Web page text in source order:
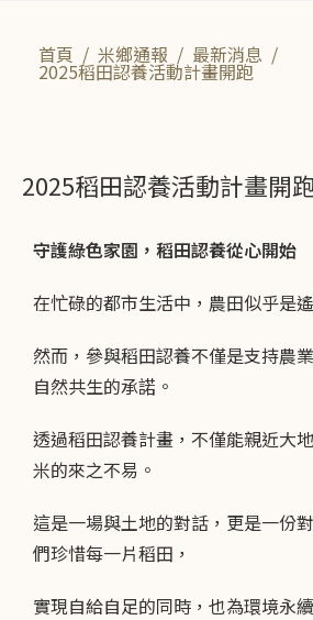
首頁 / 米鄉通報 / 最新消息 /
2025稻田認養活動計畫開跑
2025稻田認養活動計畫開
守護綠色家園，稻田認養從心開始
在忙碌的都市生活中，農田似乎是
然而，參與稻田認養不僅是支持農
自然共生的承諾。
透過稻田認養計畫，不僅能親近大
米的來之不易。
這是一場與土地的對話，更是一份
們珍惜每一片稻田，
實現自給自足的同時，也為環境永